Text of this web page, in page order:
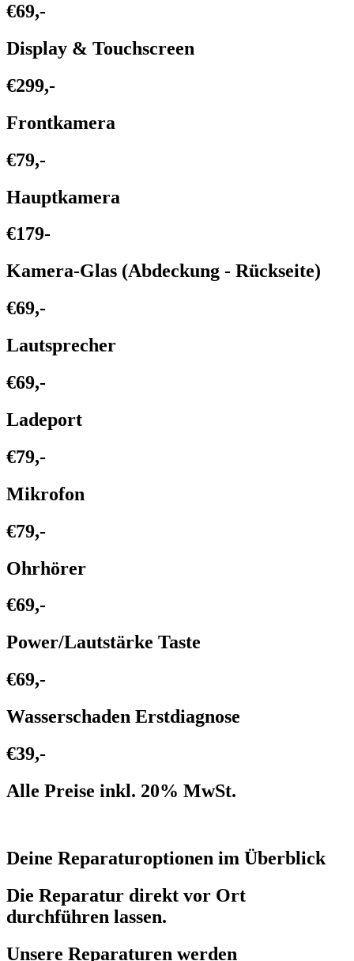
€69,-
Display & Touchscreen
€299,-
Frontkamera
€79,-
Hauptkamera
€179-
Kamera-Glas (Abdeckung - Rückseite)
€69,-
Lautsprecher
€69,-
Ladeport
€79,-
Mikrofon
€79,-
Ohrhörer
€69,-
Power/Lautstärke Taste
€69,-
Wasserschaden Erstdiagnose
€39,-
Alle Preise inkl. 20% MwSt.
Deine Reparaturoptionen im Überblick
Die Reparatur direkt vor Ort
durchführen lassen.
Unsere Reparaturen werden